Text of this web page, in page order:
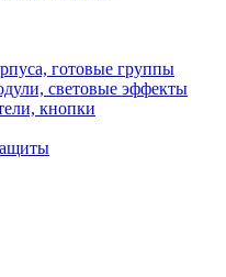
готовые группы
световые эффекты
кнопки